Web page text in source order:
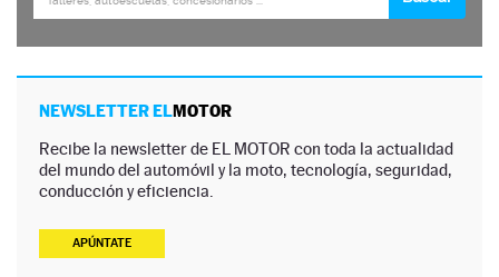
NEWSLETTER ELMOTOR
Recibe la newsletter de EL MOTOR con toda la actualidad
del mundo del automóvil y la moto, tecnología, seguridad,
conducción y eficiencia.
APÚNTATE